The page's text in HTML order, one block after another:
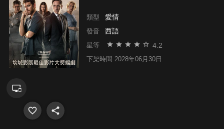
類型 愛情
發音 西語
星等 4.2
下架時間 2028年06月30日